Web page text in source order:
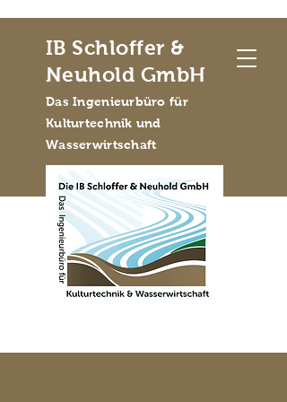
IB Schloffer &
Neuhold GmbH
Das Ingenieurbüro für
Kulturtechnik und
Wasserwirtschaft